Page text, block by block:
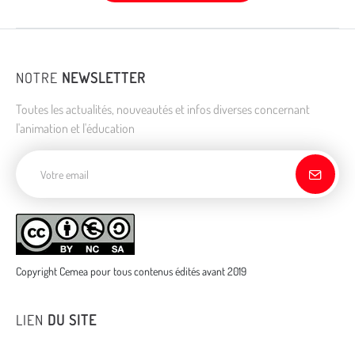
NOTRE NEWSLETTER
Toutes les actualités, nouveautés et infos diverses concernant
l'animation et l'éducation
Copyright Cemea pour tous contenus édités avant 2019
LIEN DU SITE